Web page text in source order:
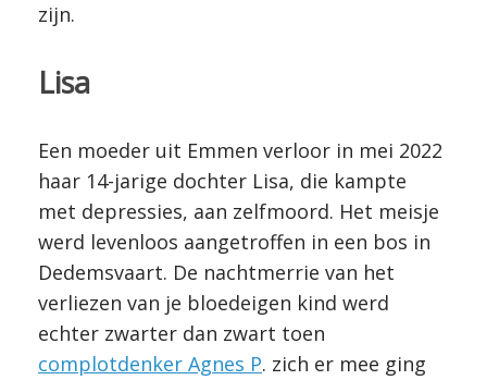
zijn.
Lisa
Een moeder uit Emmen verloor in mei 2022
haar 14-jarige dochter Lisa, die kampte
met depressies, aan zelfmoord. Het meisje
werd levenloos aangetroffen in een bos in
Dedemsvaart. De nachtmerrie van het
verliezen van je bloedeigen kind werd
echter zwarter dan zwart toen
complotdenker Agnes P. zich er mee ging